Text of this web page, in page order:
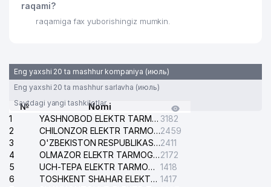
ALVA-DENT XUSUSIY FIRMASI
33
SMART TECHNOLOGY SYSTEMS
MChJ
750 м
34 DILDORA STYLE MChJ
AR DENTA XUSUSIY FIRMASI
XUDOYBERDIEV I.T. YAKKA
TARTIBDAGI TADBIRKOR
raqami?
raqamiga fax yuborishingiz mumkin.
Eng yaxshi 20 ta mashhur kompaniya (июль)
Eng yaxshi 20 ta mashhur sarlavha (июль)
Saytdagi yangi tashkilotlar
№
Nomi
1
YASHNOBOD ELEKTR TARMOG'I NOSOZLIKLARI XIZMATI 3182
2
CHILONZOR ELEKTR TARMOG'I NOSOZLIK XIZMATI2459
3
O'ZBEKISTON RESPUBLIKASI BOSH PROKURATURASI ISHONCH TELEFONI2411
4
OLMAZOR ELEKTR TARMOG'I NOSOZLIKLARI XIZMATI2172
5
UCH-TEPA ELEKTR TARMOG'I NOSOZLIKLARI XIZMATI 1418
6
TOSHKENT SHAHAR ELEKTR TARMOQLARI KORXONASI AJ 1417